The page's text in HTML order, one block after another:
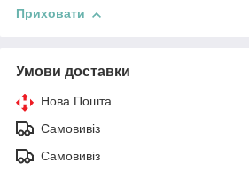
Приховати
Умови доставки
Нова Пошта
Самовивіз
Самовивіз